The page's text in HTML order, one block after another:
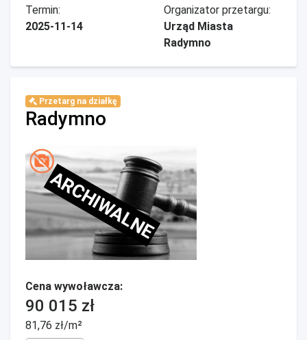
Termin:
2025-11-14
Organizator przetargu:
Urząd Miasta
Radymno
Przetarg na działkę
Radymno
ARCHIWALNE
Cena wywoławcza:
90 015 zł
81,76 zł/m²